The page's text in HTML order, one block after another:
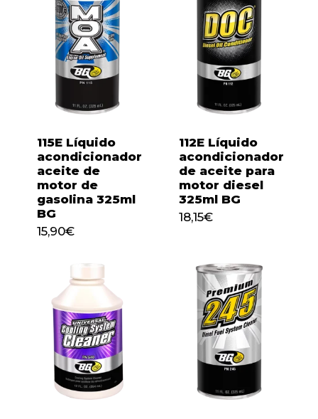
No hay productos en el
carrito.
Go to shop
115E Líquido
acondicionador
aceite de
motor de
gasolina 325ml
BG
15,90€
112E Líquido
acondicionador
de aceite para
motor diesel
325ml BG
18,15€